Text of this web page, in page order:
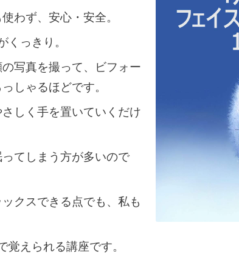
わず、安心・安全。
くっきり。
写真を撮って、ビフォー
しゃるほどです。
しく手を置いていくだけ
てしまう方が多いので
クスできる点でも、 私も
覚えられる講座です。